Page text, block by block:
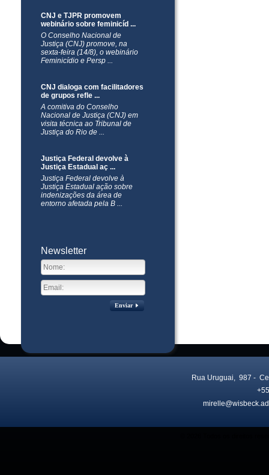
CNJ e TJPR promovem
webinário sobre feminicíd ...
O Conselho Nacional de
Justiça (CNJ) promove, na
sexta-feira (14/8), o webinário
Feminicídio e Persp ...
CNJ dialoga com facilitadores
de grupos refle ...
A comitiva do Conselho
Nacional de Justiça (CNJ) em
visita técnica ao Tribunal de
Justiça do Rio de ...
Justiça Federal devolve à
Justiça Estadual aç ...
Justiça Federal devolve à
Justiça Estadual ação sobre
indenizações da área de
entorno afetada pela B ...
Newsletter
Enviar
Rua Uruguai, 987 -